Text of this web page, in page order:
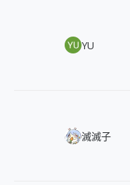
350+ 《勝利女神：妮
YU
經典槍砲擬人手遊《
滅滅子